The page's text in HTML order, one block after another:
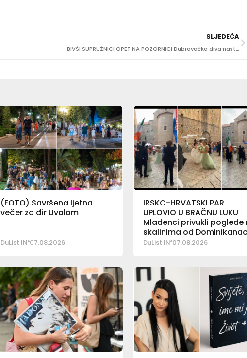
SLJEDEĆA
BIVŠI SUPRUŽNICI OPET NA POZORNICI Dubrovačka diva nastupit će na koncertu uz 65 godina karijere Mira Ungara
(FOTO) Savršena ljetna
večer za đir Uvalom
DuList IN 07.08.2026
IRSKO-HRVATSKI PAR
UPLOVIO U BRAČNU LUKU
Mladenci privukli poglede
skalinima od
DuList IN 07.08.2026